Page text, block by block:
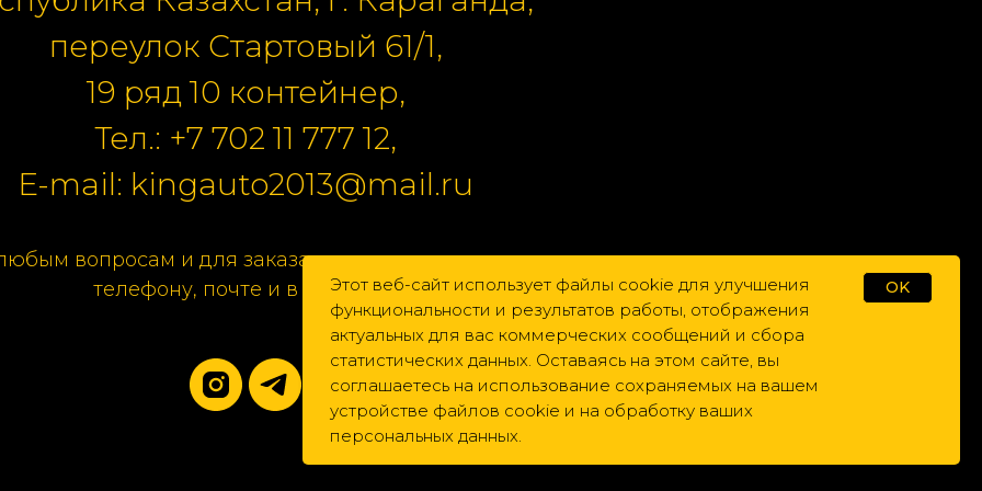
Этот веб-сайт использует файлы cookie для улучшения
функциональности и результатов работы, отображения
актуальных для вас коммерческих сообщений и сбора
статистических данных. Оставаясь на этом сайте, вы
соглашаетесь на использование сохраняемых на вашем
устройстве файлов cookie и на обработку ваших
персональных данных.
OK
переулок Стартовый 61/1,
19 ряд 10 контейнер,
Тел.: +7 702 11 777 12,
E-mail: kingauto2013@mail.ru
вопросам и для заказа свяжитесь с нами по
телефону, почте и в соцсетях.